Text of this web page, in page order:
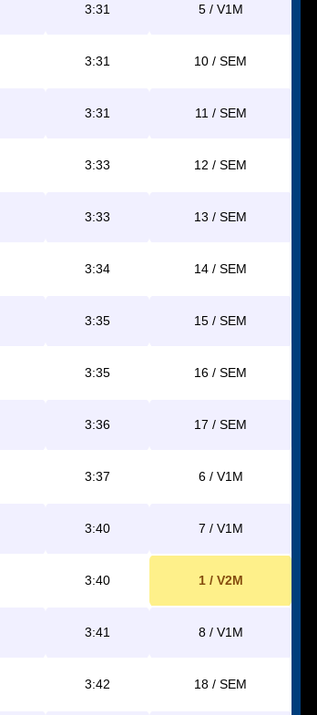
3:31 5 / V1M
3:31 10 / SEM
3:31 11 / SEM
3:33 12 / SEM
3:33 13 / SEM
3:34 14 / SEM
3:35 15 / SEM
3:35 16 / SEM
3:36 17 / SEM
3:37 6 / V1M
3:40 7 / V1M
3:40 1 / V2M
3:41 8 / V1M
3:42 18 / SEM